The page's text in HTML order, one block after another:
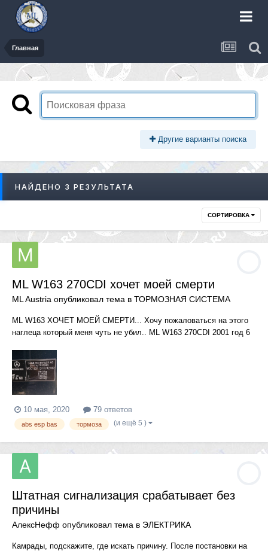
Главная
Другие варианты поиска
НАЙДЕНО 3 РЕЗУЛЬТАТА
СОРТИРОВКА
ML W163 270CDI хочет моей смерти
ML Austria опубликовал тема в ТОРМОЗНАЯ СИСТЕМА
ML W163 ХОЧЕТ МОЕЙ СМЕРТИ... Хочу пожаловаться на этого
наглеца который меня чуть не убил.. ML W163 270CDI 2001 год 6
Еду на скоростном шоссе с тяжёлым прицепом на котором тащу
внедорожник, на скорости 90 км. на мокрой трассе маши...
10 мая, 2020 79 ответов
abs esp bas тормоза (и ещё 5 )
Штатная сигнализация срабатывает без
причины
АлексНефф опубликовал тема в ЭЛЕКТРИКА
Камрады, подскажите, где искать причину. После постановки на